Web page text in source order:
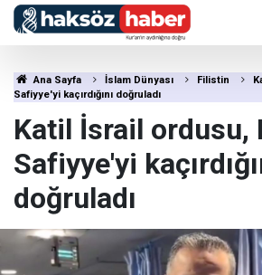
Ana Sayfa İslam Dünyası Filistin
Safiyye'yi kaçırdığını doğruladı
Katil İsrail ordusu,
Safiyye'yi
doğruladı